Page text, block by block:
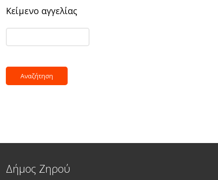
Κείμενο αγγελίας
Δήμος Ζηρού